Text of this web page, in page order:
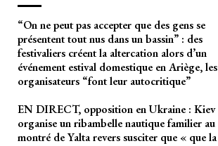
“On ne peut pas accepter que des gens se
présentent tout nus dans un bassin” : des
festivaliers créent la altercation alors d’un
événement estival domestique en Ariège, les
organisateurs “font leur autocritique”
EN DIRECT, opposition en Ukraine : Kiev
organise un ribambelle nautique familier au
montré de Yalta revers susciter que « que la